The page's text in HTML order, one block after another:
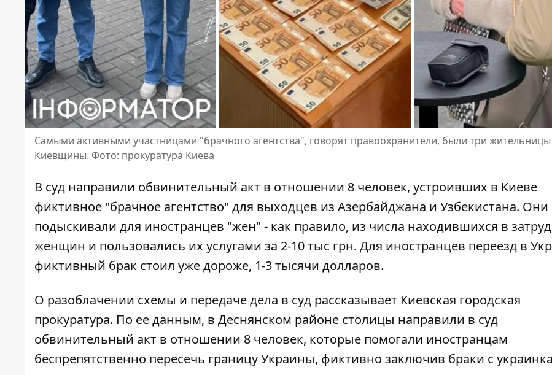
Самыми активными участницами "брачного агентства", говорят правоохранители, были три жительницы
Киевщины. Фото: прокуратура Киева
В суд направили обвинительный акт в отношении 8 человек, устроивших в Киеве
фиктивное "брачное агентство" для выходцев из Азербайджана и Узбекистана. Они
подыскивали для иностранцев "жен" - как правило, из числа находившихся в
женщин и пользовались их услугами за 2-10 тыс грн. Для иностранцев переезд в
фиктивный брак стоил уже дороже, 1-3 тысячи долларов.
О разоблачении схемы и передаче дела в суд рассказывает Киевская городская
прокуратура. По ее данным, в Деснянском районе столицы направили в суд
обвинительный акт в отношении 8 человек, которые помогали иностранцам
беспрепятственно пересечь границу Украины, фиктивно заключив браки с